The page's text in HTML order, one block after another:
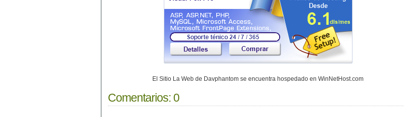
El Sitio La Web de Davphantom se encuentra hospedado en WinNetHost.com
Comentarios:0